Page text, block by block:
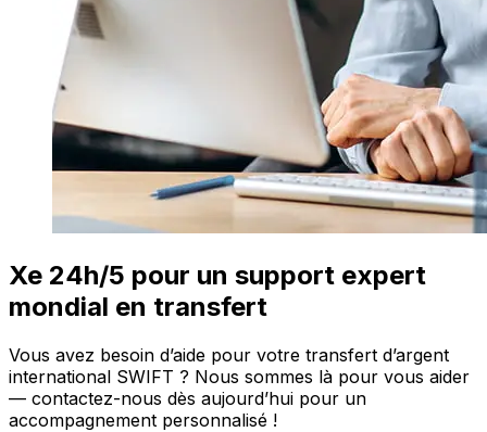
Xe 24h/5 pour un support expert
mondial en transfert
Vous avez besoin d’aide pour votre transfert d’argent
international SWIFT ? Nous sommes là pour vous aider
— contactez-nous dès aujourd’hui pour un
accompagnement personnalisé !